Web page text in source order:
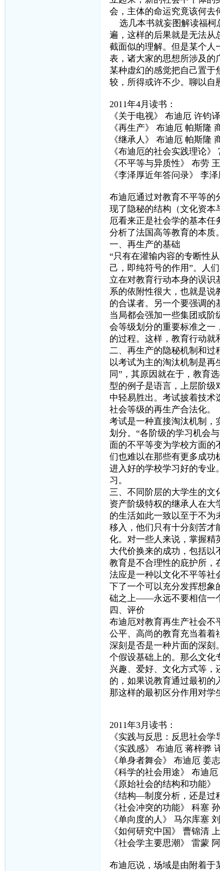
会，主体的命运究竟该何去
选几本书就妄图解读福柯
遍，这样的后果就是无法从
截面似的理解。但是某个人
表，诸大家的思想所涉及的
某种虚幻的感觉把自己置于
较，所得或许不少。聊以自
2011年4月读书：
《关于电视》 布迪厄 许钧
《再生产》 布迪厄 帕斯隆
《继承人》 布迪厄 帕斯隆
《布迪厄的社会实践理论
《不平等与异质性》 布劳
《李泽厚近年答问录》 李
布迪厄通过对教育不平等的
现了隐秘的结构（文化资本
厄看来正是社会学的基本任
分析了法国高等教育的本质
一、再生产的基础
“只有在灌输内容的专断性
己，即纯符号的作用”。人
立在对教育行动本身的误识
系的依附性很大，也就是说
的合谋者。另一个要强调
当局都会强加一些集团或阶
会等级划分的重要标准之一
的过程。这样，教育行动就
二、再生产的隐秘机制和过
以考试为主的淘汰机制是再
同”，其原因就在于，教育
型的例子是语言，上层阶级
中轻易胜出。考试披着技术
社会等级的再生产合法化。
考试是一种直接淘汰机制，
划分。“各阶级的学习机会
面的不平等变为学校方面的
们也难以在那些有更多成功
进入好的学校学习好的专业
习。
三、不同阶层的大学生的文
资产阶级特权的继承人在大
的生活如此一致以至于不为
移入，他们只有十分刻苦才
化。对一些人来说，掌握精
大代价换来的成功，包括以
教育是不合理性的庇护所，
法应是一种以文化不平等社
下了一个可以充分发挥想象
础之上——永远不要相信一
四、评价
布迪厄对教育再生产社会不
公平、高尚的教育充当着着
深刻是否是一种片面的深刻
个假设基础上的。那么文化
兴趣、爱好、文化方式等，
的，如果说教育通过最初的
那这样的最初区分作用对学
2011年3月读书：
《实践与反思：反思社会
《实践感》 布迪厄 蒋梓骅
《单身者舞会》 布迪厄 姜
《科学的社会用途》 布迪
《原始社会的结构和功能
《结构—制度分析，还是
《社会冲突的功能》 科塞
《单向度的人》 马尔库塞
《如何研究中国》 曹锦清
《社会学主要思潮》 雷蒙
布迪厄说，场域是由附着于